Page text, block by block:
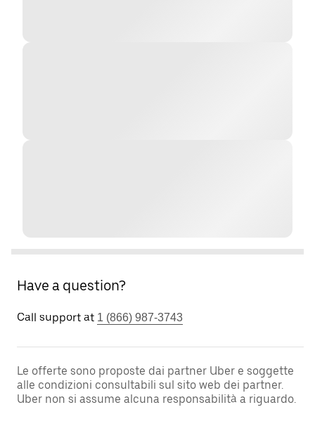
Have a question?
Call support at 1 (866) 987-3743
Le offerte sono proposte dai partner Uber e soggette
alle condizioni consultabili sul sito web dei partner.
Uber non si assume alcuna responsabilità a riguardo.